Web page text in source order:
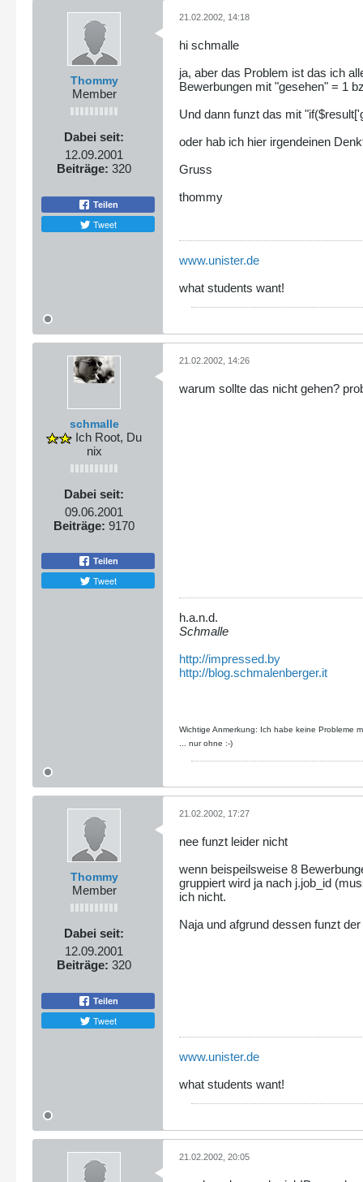
Thommy
Member
Dabei seit:
12.09.2001
Beiträge: 320
Teilen
Tweet
21.02.2002, 14:18
hi schmalle
ja, aber das Problem ist das ich
Bewerbungen mit "gesehen" = 1
Und dann funzt das mit
oder hab ich hier irgendeinen
Gruss
thommy
www.unister.de
what students want!
schmalle
Ich Root, Du
nix
Dabei seit:
09.06.2001
Beiträge: 9170
Teilen
Tweet
21.02.2002, 14:26
warum sollte das nicht gehen?
h.a.n.d.
Schmalle
http://impressed.by
http://blog.schmalenberger.it
Wichtige Anmerkung: Ich habe keine Probleme
... nur ohne :-)
Thommy
Member
Dabei seit:
12.09.2001
Beiträge: 320
Teilen
Tweet
21.02.2002, 17:27
nee funzt leider nicht
wenn beispeilsweise 8
gruppiert wird ja nach j.job_id
ich nicht.
Naja und afgrund dessen funzt
www.unister.de
what students want!
21.02.2002, 20:05